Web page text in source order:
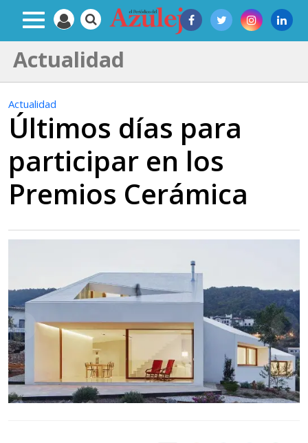
Actualidad
Actualidad
Últimos días para
participar en los
Premios Cerámica